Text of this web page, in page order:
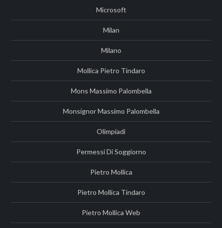
Microsoft
Milan
Milano
Mollica Pietro Tindaro
Mons Massimo Palombella
Monsignor Massimo Palombella
Olimpiadi
Permessi Di Soggiorno
Pietro Mollica
Pietro Mollica Tindaro
Pietro Mollica Web